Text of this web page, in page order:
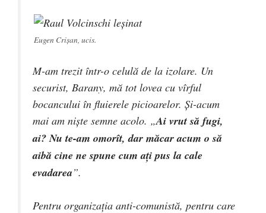
Eugen Crişan, ucis.
M-am trezit într-o celulă de la izolare. Un
securist, Barany, mă tot lovea cu vîrful
bocancului în fluierele picioarelor. Şi-acum
mai am nişte semne acolo. „Ai vrut să fugi,
ai? Nu te-am omorît, dar măcar acum o să
aibă cine ne spune cum aţi pus la cale
evadarea”.
Pentru organizaţia anti-comunistă, pentru care